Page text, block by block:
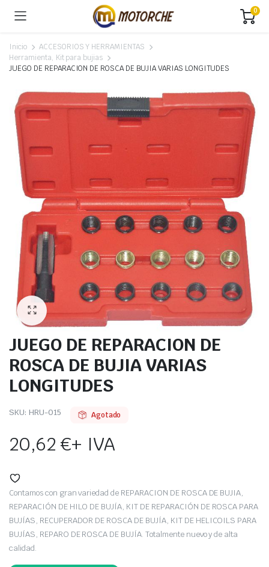
0
Inicio
ACCESORIOS Y HERRAMIENTAS
Herramienta, Kit para bujias
JUEGO DE REPARACION DE ROSCA DE BUJIA VARIAS LONGITUDES
JUEGO DE REPARACION DE
ROSCA DE BUJIA VARIAS
LONGITUDES
SKU: HRU-015 Agotado
20,62€+ IVA
Contamos con gran variedad de REPARACION DE ROSCA DE BUJIA,
REPARACIÓN DE HILO DE BUJÍA, KIT DE REPARACIÓN DE ROSCA PARA
BUJÍAS, RECUPERADOR DE ROSCA DE BUJÍA, KIT DE HELICOILS PARA
BUJÍAS, REPARO DE ROSCA DE BUJÍA. Totalmente nuevo y de alta
calidad.